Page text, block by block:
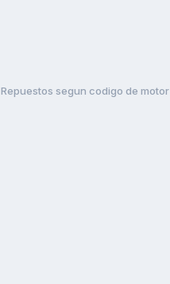
Repuestos segun codigo de motor